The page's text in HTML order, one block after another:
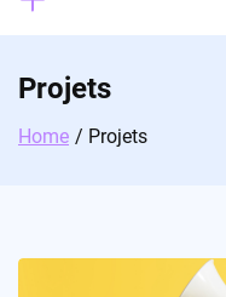
Projets
Home Projets